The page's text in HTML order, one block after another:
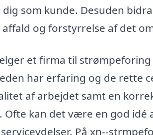
som kunde. Desuden
affald og forstyrrelse af det
et firma til
har erfaring og de rette
af arbejdet samt en
kan det være en god idé
På xn--